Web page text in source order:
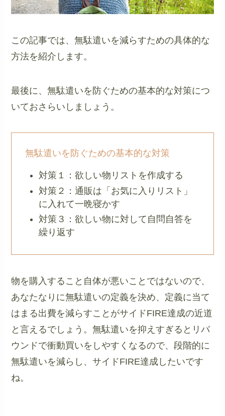
この記事では、無駄遣いを減らすための具体的な
方法を紹介します。
最後に、無駄遣いを防ぐための基本的な対策につ
いておさらいしましょう。
無駄遣いを防ぐための基本的な対策
対策１：欲しい物リストを作成する
対策２：通販は「お気に入りリスト」
に入れて一晩寝かす
対策３：欲しい物に対して自問自答を
繰り返す
物を購入すること自体が悪いことではないので、
あなたなりに無駄遣いの定義を決め、定義に当て
はまる出費を減らすことがサイドFIRE達成の近道
と言えるでしょう。無駄遣いを抑えすぎるとリバ
ウンドで衝動買いをしやすくなるので、段階的に
無駄遣いを減らし、サイドFIRE達成したいです
ね。